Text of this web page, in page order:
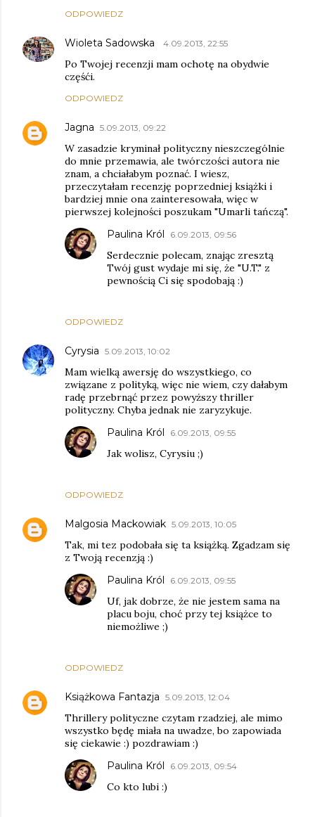
ODPOWIEDZ
Wioleta Sadowska 4.09.2013, 22:55
Po Twojej recenzji mam ochotę na obydwie
częśći.
ODPOWIEDZ
Jagna 5.09.2013, 09:22
W zasadzie kryminał polityczny nieszczególnie
do mnie przemawia, ale twórczości autora nie
znam, a chciałabym poznać. I wiesz,
przeczytałam recenzję poprzedniej książki i
bardziej mnie ona zainteresowała, więc w
pierwszej kolejności poszukam "Umarli tańczą".
ODPOWIEDZ
Paulina Król 6.09.2013, 09:56
Serdecznie polecam, znając zresztą
Twój gust wydaje mi się, że "U.T." z
pewnością Ci się spodobają :)
Cyrysia 5.09.2013, 10:02
Mam wielką awersję do wszystkiego, co
związane z polityką, więc nie wiem, czy dałabym
radę przebrnąć przez powyższy thriller
polityczny. Chyba jednak nie zaryzykuje.
ODPOWIEDZ
Paulina Król 6.09.2013, 09:55
Jak wolisz, Cyrysiu ;)
Malgosia Mackowiak 5.09.2013, 10:05
Tak, mi tez podobała się ta książką. Zgadzam się
z Twoją recenzją :)
ODPOWIEDZ
Paulina Król 6.09.2013, 09:55
Uf, jak dobrze, że nie jestem sama na
placu boju, choć przy tej książce to
niemożliwe ;)
Książkowa Fantazja 5.09.2013, 12:04
Thrillery polityczne czytam rzadziej, ale mimo
wszystko będę miała na uwadze, bo zapowiada
się ciekawie :) pozdrawiam :)
Paulina Król 6.09.2013, 09:54
Co kto lubi :)